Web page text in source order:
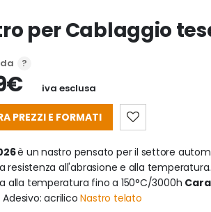
per Cablaggio
iva esclusa
PREZZI E FORMATI
è un nastro pensato per il settore
resistenza all'abrasione e alla
alla temperatura fino a 150°C/3000h
acrilicoNastro telato